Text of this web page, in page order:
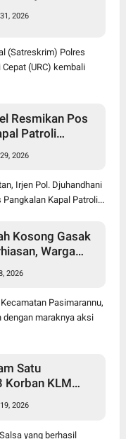
2026
(Satreskrim) Polres
(URC) kembali
Resmikan Pos
Patroli
2026
Irjen Pol. Djuhandhani
Pangkalan Kapal Patroli...
Kosong Gasak
Warga
2026
Kecamatan Pasimarannu,
dengan maraknya aksi
Satu
Korban KLM
dan Nurmi
2026
yang berhasil